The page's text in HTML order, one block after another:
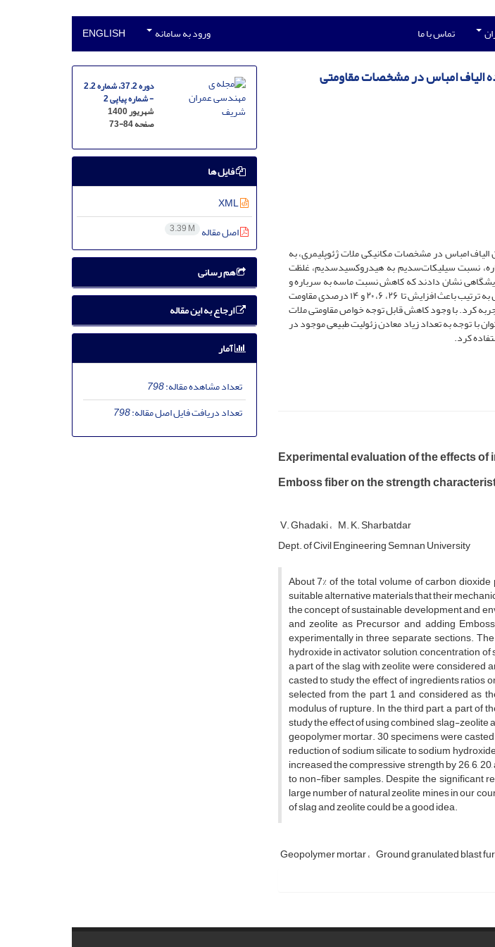
تماس با ما ورود به سامانه ENGLISH
الیاف امباس در مشخصات مقاومتی
امباس در مشخصات مکانیکی ملات ژئوپلیمری، به
ماسه به سرباره، نسبت سیلیکات‌سدیم به هیدروکسیدسدیم، غلظت
نشان دادند که کاهش نسبت ماسه به سرباره و
کاهش نسبت سیلیکات‌سدیم به هیدروکسیدسدیم و افزایش غلظت هیدروکسیدسدیم و الیاف امباس به ترتیب باعث افزایش تا ۲۶، ۶، ۲۰ و ۱۴ درصدی مقاومت
با نمونه‌های بدون الیاف تجربه کرد. با وجود کاهش قابل توجه خواص مقاومتی ملات
با توجه به تعداد زیاد معادن زئولیت طبیعی موجود در
کرد.
Experimental evaluation of the effects
Emboss fiber on the strength
V. Ghadaki M. K. Sharbatdar
D‌e‌p‌t. o‌f C‌i‌v‌i‌l E‌n‌g‌i‌n‌e‌e‌r‌i‌n‌g S‌e‌m‌n‌a‌n U‌n‌i‌v‌e‌r‌s‌i‌t‌y
About 7% of the total volume of carbon
suitable alternative materials that their
the concept of sustainable development and
and zeolite as Precursor and adding
experimentally in three separate sections.
hydroxide in activator solution, concentration
a part of the slag with zeolite were considered
casted to study the effect of ingredients ratios
selected from the part 1 and considered as
modulus of rupture. In the third part, a part of
study the effect of using combined slag-
geopolymer mortar. 30 specimens were
reduction of sodium silicate to sodium
increased the compressive strength by 26, 6,
to non-fiber samples. Despite the significant
large number of natural zeolite mines in our
of slag and zeolite could be a good idea.
Geopolymer mortar Ground granulated blast
دوره 37.2، شماره 2.2
- شماره پیاپی 2
شهریور 1400
صفحه73-84
فایل ها
XML
اصل مقاله 3.39 M
هم رسانی
ارجاع به این مقاله
آمار
تعداد مشاهده مقاله:798
تعداد دریافت فایل اصل مقاله:798